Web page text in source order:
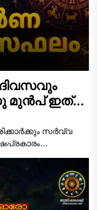
മുൻപ് ഇത്
ഉറപ്പ്! 12
സർവ്വ
അനുയോജ്യമായ
പ്രതിവിധികൾ,